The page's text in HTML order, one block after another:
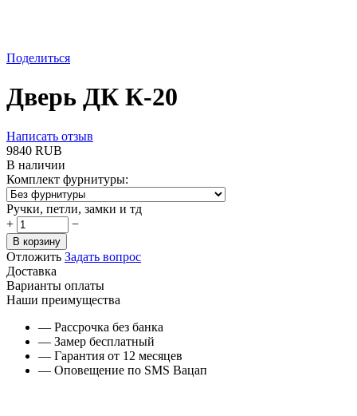
Поделиться
Дверь ДК К-20
Написать отзыв
‍9840‍ RUB
В наличии
Комплект фурнитуры:
Ручки, петли, замки и тд
+
−
В корзину
Отложить Задать вопрос
Доставка
Варианты оплаты
Наши преимущества
— Рассрочка без банка
— Замер бесплатный
— Гарантия от 12 месяцев
— Оповещение по SMS Вацап